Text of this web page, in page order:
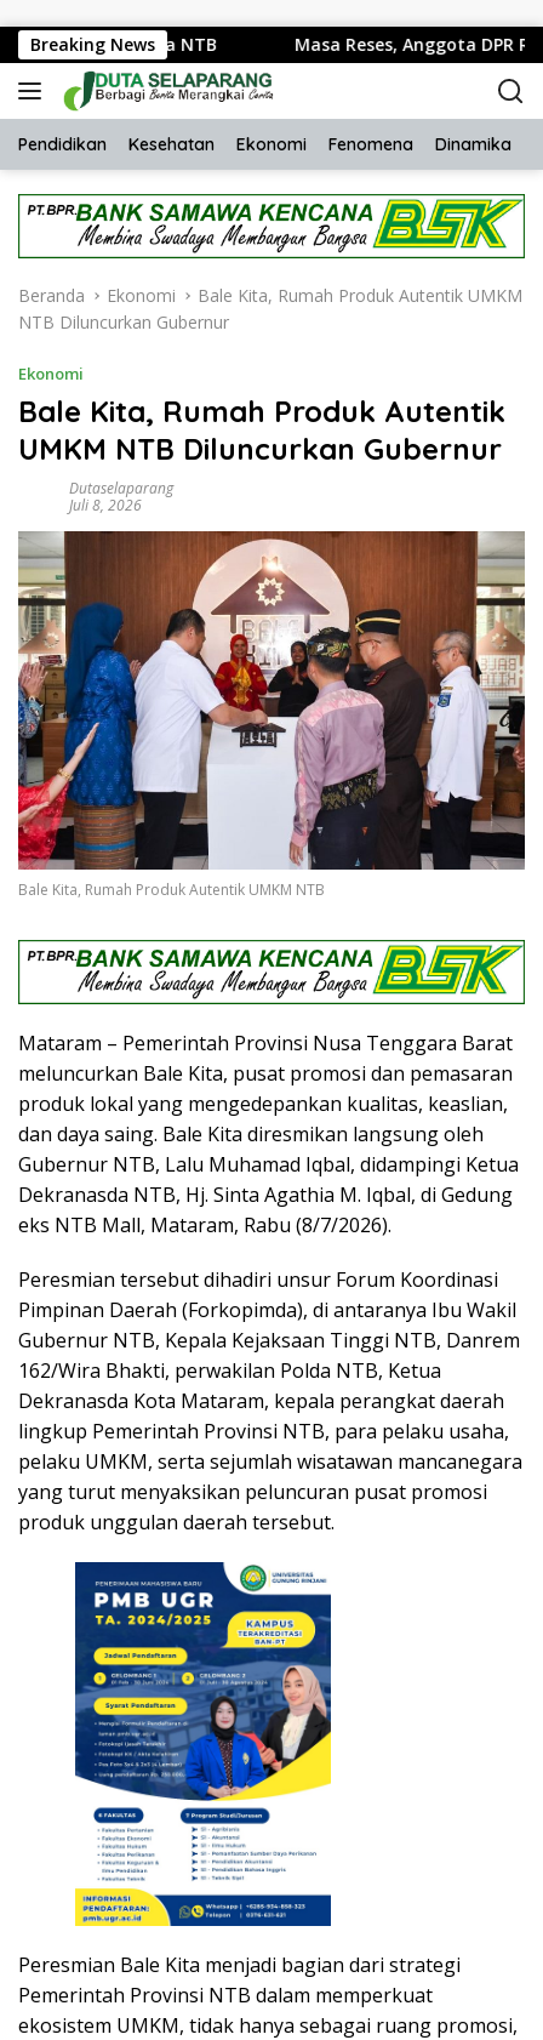
Breaking News
Polda NTB Masa Reses, Anggota DPR RI Fraksi
Pendidikan Kesehatan Ekonomi Fenomena Dinamika
Beranda Ekonomi
Bale Kita, Rumah Produk Autentik UMKM
NTB Diluncurkan Gubernur
Ekonomi
Bale Kita, Rumah Produk Autentik
UMKM NTB Diluncurkan Gubernur
Dutaselaparang
Juli 8, 2026
Bale Kita, Rumah Produk Autentik UMKM NTB
Mataram – Pemerintah Provinsi Nusa Tenggara Barat
meluncurkan Bale Kita, pusat promosi dan pemasaran
produk lokal yang mengedepankan kualitas, keaslian,
dan daya saing. Bale Kita diresmikan langsung oleh
Gubernur NTB, Lalu Muhamad Iqbal, didampingi Ketua
Dekranasda NTB, Hj. Sinta Agathia M. Iqbal, di Gedung
eks NTB Mall, Mataram, Rabu (8/7/2026).
Peresmian tersebut dihadiri unsur Forum Koordinasi
Pimpinan Daerah (Forkopimda), di antaranya Ibu Wakil
Gubernur NTB, Kepala Kejaksaan Tinggi NTB, Danrem
162/Wira Bhakti, perwakilan Polda NTB, Ketua
Dekranasda Kota Mataram, kepala perangkat daerah
lingkup Pemerintah Provinsi NTB, para pelaku usaha,
pelaku UMKM, serta sejumlah wisatawan mancanegara
yang turut menyaksikan peluncuran pusat promosi
produk unggulan daerah tersebut.
Peresmian Bale Kita menjadi bagian dari strategi
Pemerintah Provinsi NTB dalam memperkuat
ekosistem UMKM, tidak hanya sebagai ruang promosi,